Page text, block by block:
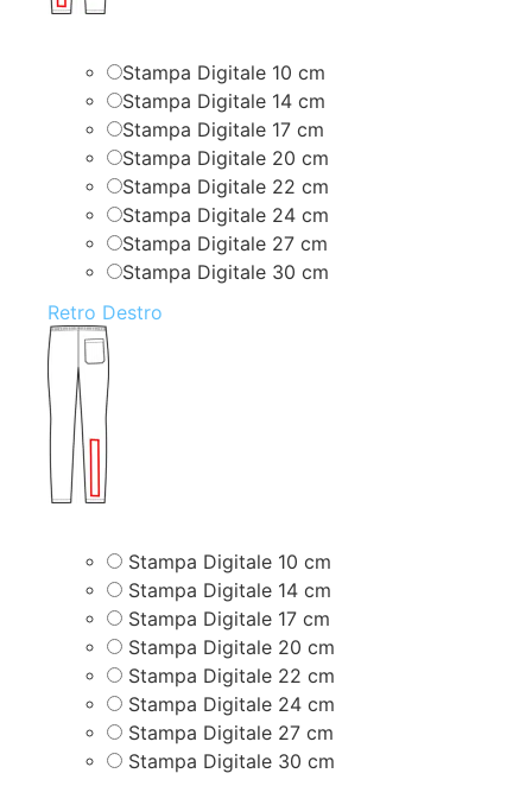
Stampa Digitale 10 cm
Stampa Digitale 14 cm
Stampa Digitale 17 cm
Stampa Digitale 20 cm
Stampa Digitale 22 cm
Stampa Digitale 24 cm
Stampa Digitale 27 cm
Stampa Digitale 30 cm
Retro Destro
Stampa Digitale 10 cm
Stampa Digitale 14 cm
Stampa Digitale 17 cm
Stampa Digitale 20 cm
Stampa Digitale 22 cm
Stampa Digitale 24 cm
Stampa Digitale 27 cm
Stampa Digitale 30 cm